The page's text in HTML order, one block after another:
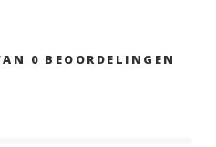
0 BEOORDELINGEN